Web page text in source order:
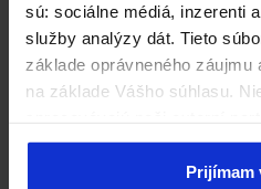
sú: sociálne médiá, inzerenti
služby analýzy dát. Tieto
základe oprávneného
na základe Vášho súhlasu.
nájdete nižšie. Kliknutím na
s naším používanímPrijímam
Prezentačné steny s
označenie výstavných
ostrovčekov. Steny sa tiež
pozadie – počas školení,
Potlačte si ich podľa seba a